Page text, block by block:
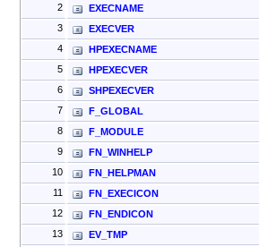
2
EXECNAME
3
EXECVER
4
HPEXECNAME
5
HPEXECVER
6
SHPEXECVER
7
F_GLOBAL
8
F_MODULE
9
FN_WINHELP
10
FN_HELPMAN
11
FN_EXECICON
12
FN_ENDICON
13
EV_TMP